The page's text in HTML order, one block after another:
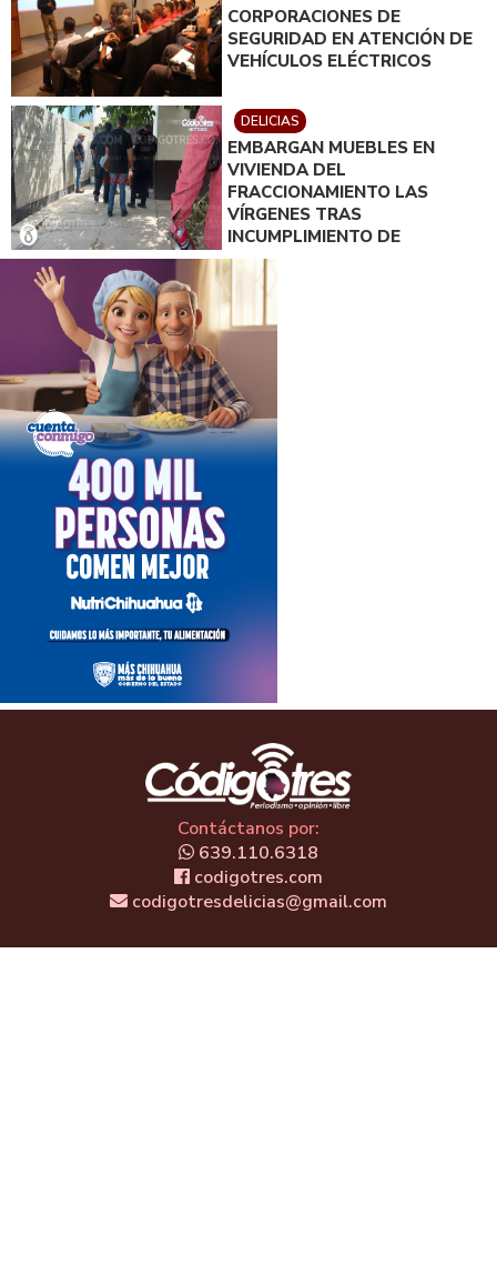
CORPORACIONES DE
SEGURIDAD EN ATENCIÓN DE
VEHÍCULOS ELÉCTRICOS
DELICIAS
EMBARGAN MUEBLES EN
VIVIENDA DEL
FRACCIONAMIENTO LAS
VÍRGENES TRAS
INCUMPLIMIENTO DE
ACUERDO DE PAGO
Contáctanos por:
639.110.6318
codigotres.com
codigotresdelicias@gmail.com